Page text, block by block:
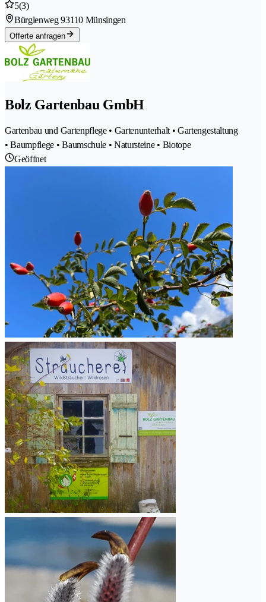
5(3)
Bürglenweg 93110 Münsingen
Offerte anfragen
Bolz Gartenbau GmbH
Gartenbau und Gartenpflege • Gartenunterhalt • Gartengestaltung
• Baumpflege • Baumschule • Natursteine • Biotope
Geöffnet